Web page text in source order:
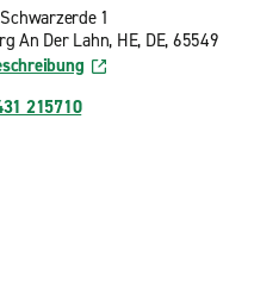
1
An Der Lahn, HE, DE, 65549
215710